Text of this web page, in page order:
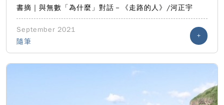
書摘｜與無數「為什麼」對話－《走路的人》/河正宇
September 2021
隨筆
+